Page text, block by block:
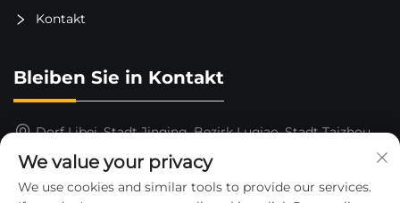
Kontakt
Bleiben Sie in Kontakt
Dorf Libei, Stadt Jinqing, Bezirk Luqiao, Stadt Taizhou,
15325652000
We value your privacy
We use cookies and similar tools to provide our services.